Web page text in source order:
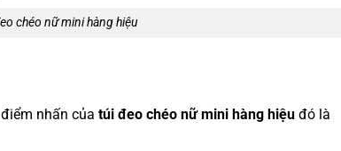
chéo nữ mini hàng hiệu
nhấn của túi đeo chéo nữ mini hàng hiệu đó là